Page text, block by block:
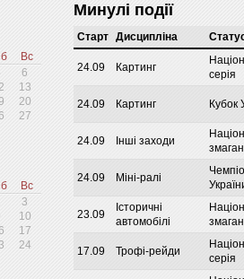
Вс
6
13
20
27
Вс
3
10
17
24
Минулі події
Cтарт Дисципліна
24.09 Картинг
серія
24.09 Картинг Кубок
24.09 Інші заходи
24.09 Міні-ралі
23.09
Історичні
автомобілі
17.09 Трофі-рейди
серія